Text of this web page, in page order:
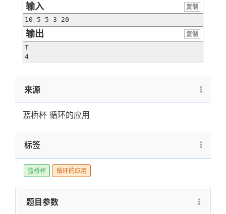
输入
复制
10 5 5 3 20
输出
复制
T
4
来源
蓝桥杯 循环的应用
标签
蓝桥杯 循环的应用
题目参数